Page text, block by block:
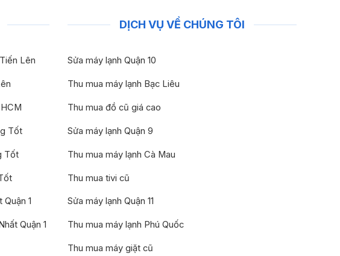
Lên
Tốt
Tốt
1
Quận 1
DỊCH VỤ VỀ CHÚNG TÔI
Sửa máy lạnh Quận 10
Thu mua máy lạnh Bạc Liêu
Thu mua đồ cũ giá cao
Sửa máy lạnh Quận 9
Thu mua máy lạnh Cà Mau
Thu mua tivi cũ
Sửa máy lạnh Quận 11
Thu mua máy lạnh Phú Quốc
Thu mua máy giặt cũ